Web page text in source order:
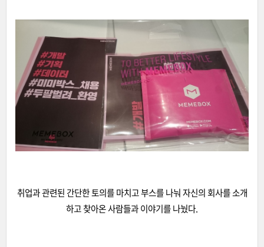
취업과 관련된 간단한 토의를 마치고 부스를 나눠 자신의 회사를 소개
하고 찾아온 사람들과 이야기를 나눴다.